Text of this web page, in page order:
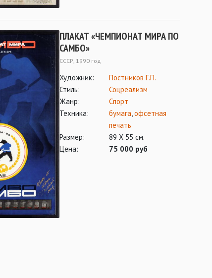
ПЛАКАТ «ЧЕМПИОНАТ МИРА ПО
САМБО»
СССР, 1990 год
Художник:
Постников Г.П.
Стиль:
Соцреализм
Жанр:
Спорт
Техника:
бумага офсетная
печать
Размер:
89 Х 55 см.
Цена:
75 000 руб